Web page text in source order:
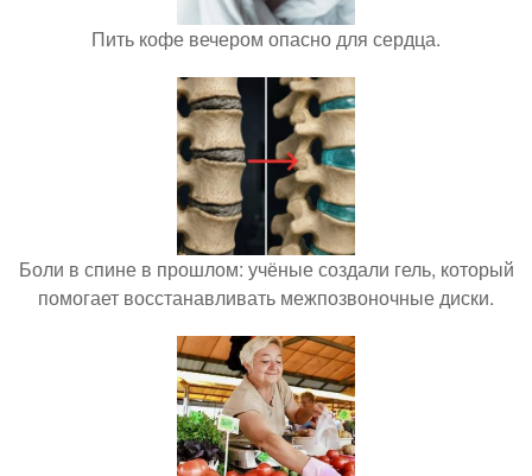
Пить кофе вечером опасно для сердца.
Боли в спине в прошлом: учёные создали гель, который
помогает восстанавливать межпозвоночные диски.